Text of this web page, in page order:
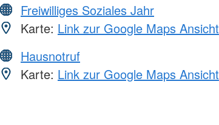
Freiwilliges Soziales Jahr
Karte: Link zur Google Maps Ansicht
Hausnotruf
Karte: Link zur Google Maps Ansicht